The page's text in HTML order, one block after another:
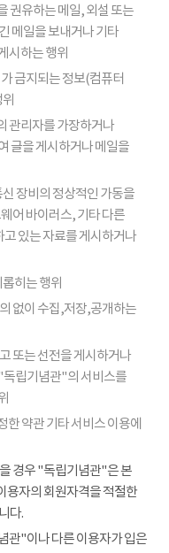
권유하는 메일, 외설 또는
메일을 보내거나 기타
시하는 행위
금지되는 정보(컴퓨터
관리자를 가장하거나
글을 게시하거나 메일을
장비의 정상적인 가동을
어 바이러스, 기타 다른
있는 자료를 게시하거나
히는 행위
없이 수집,저장,공개하는
또는 선전을 게시하거나
독립기념관"의 서비스를
약관 기타 서비스 이용에
경우 "독립기념관"은 본
용자의 회원자격을 적절한
다.
관"이나 다른 이용자가 입은